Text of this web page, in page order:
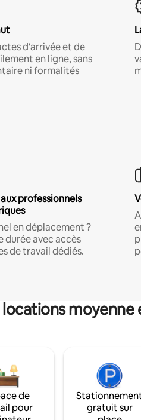
d'arrivée et de
en ligne, sans
ni formalités
professionnels
en déplacement ?
durée avec accès
de travail dédiés.
de
pour
gratuit sur